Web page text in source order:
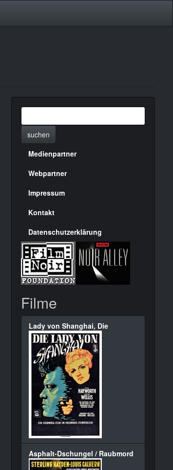
suchen
Menülinks
rechte
Seite
Medienpartner
Webpartner
Impressum
Kontakt
Datenschutzerklärung
Filme
Lady von Shanghai, Die
Asphalt-Dschungel / Raubmord